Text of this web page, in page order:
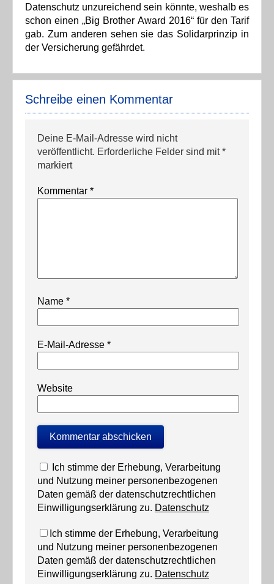
Datenschutz unzureichend sein könnte, weshalb es
schon einen „Big Brother Award 2016“ für den Tarif
gab. Zum anderen sehen sie das Solidarprinzip in
der Versicherung gefährdet.
Schreibe einen Kommentar
Deine E-Mail-Adresse wird nicht
veröffentlicht. Erforderliche Felder sind mit*
markiert
Kommentar *
Name *
E-Mail-Adresse *
Website
Ich stimme der Erhebung, Verarbeitung
und Nutzung meiner personenbezogenen
Daten gemäß der datenschutzrechtlichen
Einwilligungserklärung zu. Datenschutz
Ich stimme der Erhebung, Verarbeitung
und Nutzung meiner personenbezogenen
Daten gemäß der datenschutzrechtlichen
Einwilligungserklärung zu. Datenschutz